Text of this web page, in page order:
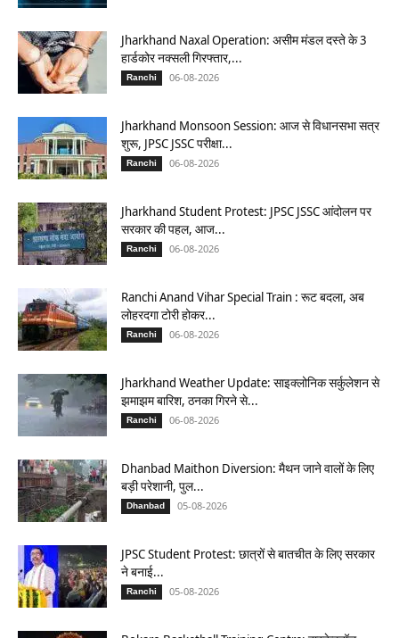
Jharkhand Naxal Operation: असीम मंडल दस्ते के 3
हार्डकोर नक्सली गिरफ्तार,...
Ranchi 06-08-2026
Jharkhand Monsoon Session: आज से विधानसभा सत्र
शुरू, JPSC JSSC परीक्षा...
Ranchi 06-08-2026
Jharkhand Student Protest: JPSC JSSC आंदोलन पर
सरकार की पहल, आज...
Ranchi 06-08-2026
Ranchi Anand Vihar Special Train : रूट बदला, अब
लोहरदगा टोरी होकर...
Ranchi 06-08-2026
Jharkhand Weather Update: साइक्लोनिक सर्कुलेशन से
झमाझम बारिश, ठनका गिरने से...
Ranchi 06-08-2026
Dhanbad Maithon Diversion: मैथन जाने वालों के लिए
बड़ी परेशानी, पुल...
Dhanbad 05-08-2026
JPSC Student Protest: छात्रों से बातचीत के लिए सरकार
ने बनाई...
Ranchi 05-08-2026